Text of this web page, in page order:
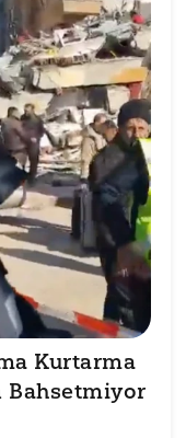
Kurtarma
Bahsetmiyor